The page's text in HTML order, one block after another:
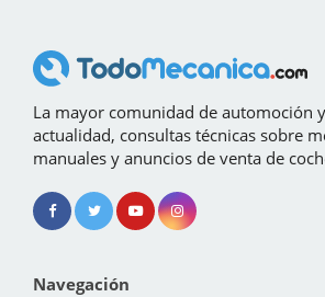
La mayor comunidad de automoción
actualidad, consultas técnicas sobre
manuales y anuncios de venta de
Navegación